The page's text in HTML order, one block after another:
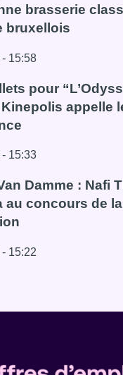
brasserie
bruxellois
15:58
Géry : un ancien
pour
appelle
15:33
faux billets pour
Damme : Nafi
au concours de
15:22
Van Damme :